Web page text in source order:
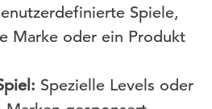
Spiele,
Marke oder ein Produkt
Spezielle Levels oder